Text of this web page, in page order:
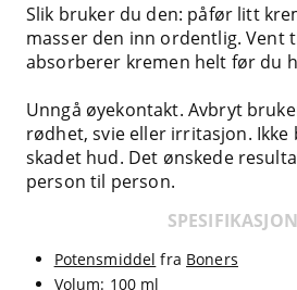
Slik bruker du den: påfør litt
masser den inn ordentlig. Vent
absorberer kremen helt før du
Unngå øyekontakt. Avbryt
rødhet, svie eller irritasjon.
skadet hud. Det ønskede
person til person.
Potensmiddel fra Boners
Volum: 100 ml